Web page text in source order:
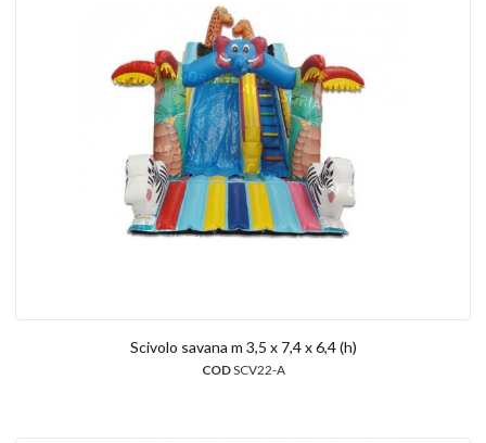
Scivolo savana m 3,5 x 7,4 x 6,4 (h)
CODSCV22-A